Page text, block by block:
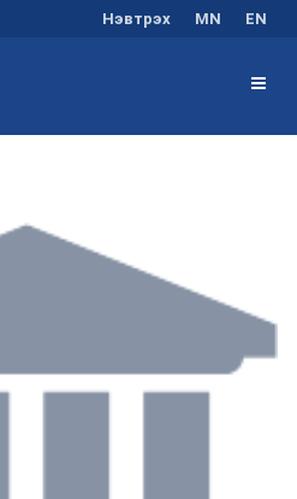
Нэвтрэх MN EN